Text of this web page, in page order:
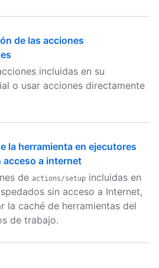
de las acciones
incluidas en su
o usar acciones directamente
la herramienta en ejecutores
a internet
de actions/setup incluidas en
sin acceso a Internet,
la caché de herramientas del
de trabajo.